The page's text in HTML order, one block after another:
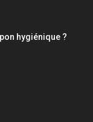
hygiénique ?